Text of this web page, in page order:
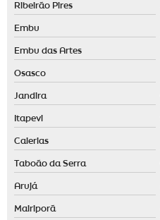
Ribeirão Pires
Embu
Embu das Artes
Osasco
Jandira
Itapevi
Caierias
Taboão da Serra
Arujá
Mairiporã